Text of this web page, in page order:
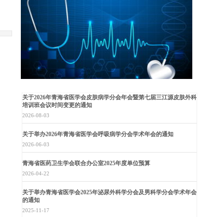
关于2026年青海省医学会皮肤病学分会年会暨第七届三江源皮肤外科
培训班会议时间变更的通知
2026-08-03
关于举办2026年青海省医学会呼吸病学分会学术年会的通知
2026-06-03
青海省医药卫生学会联合办公室2025年度单位预算
2026-04-22
关于举办青海省医学会2025年泌尿外科学分会及男科学分会学术年会
的通知
2025-11-17